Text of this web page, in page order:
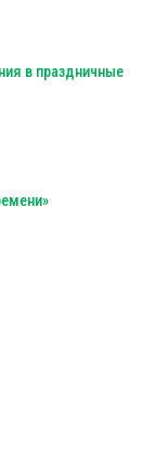
в праздничные